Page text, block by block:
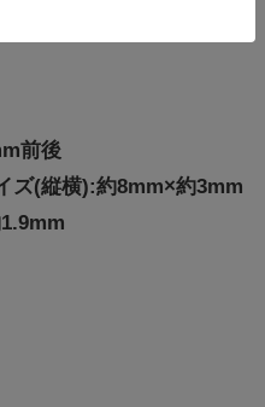
前後
ズ(縦横):約8mm×約3mm